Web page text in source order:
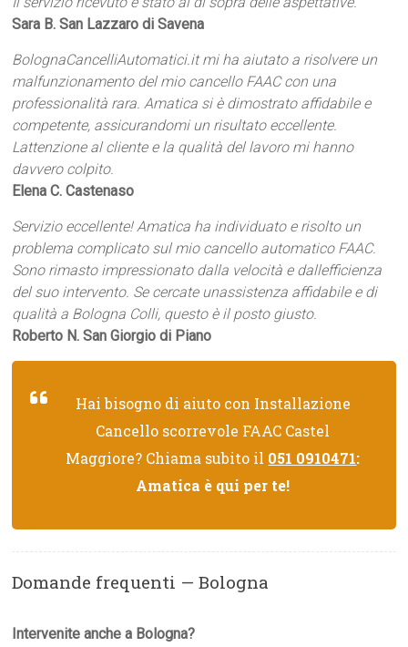
Sara B. San Lazzaro di Savena
BolognaCancelliAutomatici.it mi ha aiutato a risolvere un
malfunzionamento del mio cancello FAAC con una
professionalità rara. Amatica si è dimostrato affidabile e
competente, assicurandomi un risultato eccellente.
Lattenzione al cliente e la qualità del lavoro mi hanno
davvero colpito.
Elena C. Castenaso
Servizio eccellente! Amatica ha individuato e risolto un
problema complicato sul mio cancello automatico FAAC.
Sono rimasto impressionato dalla velocità e dallefficienza
del suo intervento. Se cercate unassistenza affidabile e di
qualità a Bologna Colli, questo è il posto giusto.
Roberto N. San Giorgio di Piano
Hai bisogno di aiuto con Installazione
Cancello scorrevole FAAC Castel
Maggiore? Chiama subito il 051 0910471:
Amatica è qui per te!
Domande frequenti — Bologna
Intervenite anche a Bologna?